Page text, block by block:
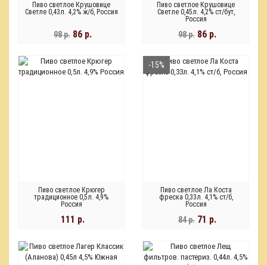
Пиво светлое Крушовице
Светле 0,43л. 4,2% ж/б, Россия
98 р. 86 р.
Пиво светлое Крушовице
Светле 0,45л. 4,2% ст/бут,
Россия
98 р. 86 р.
Пиво светлое Крюгер
традиционное 0,5л. 4,9%
Россия
111 р.
-15%
Пиво светлое Ла Коста
фреска 0,33л. 4,1% ст/б,
Россия
84 р. 71 р.